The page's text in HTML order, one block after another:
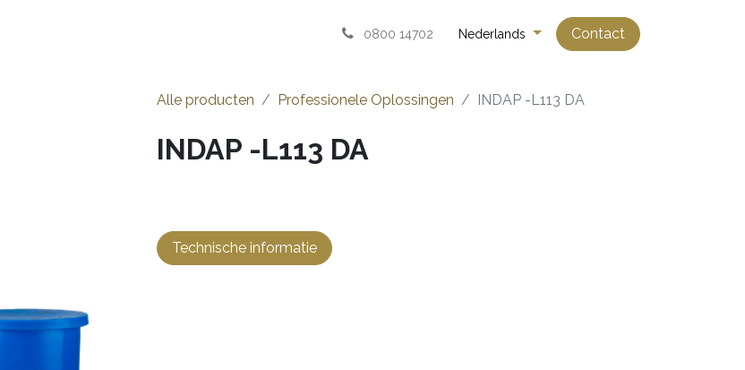
0800 14702 Nederlands Contact
Alle producten Professionele Oplossingen INDAP -L113 DA
INDAP -L113 DA
Technische informatie